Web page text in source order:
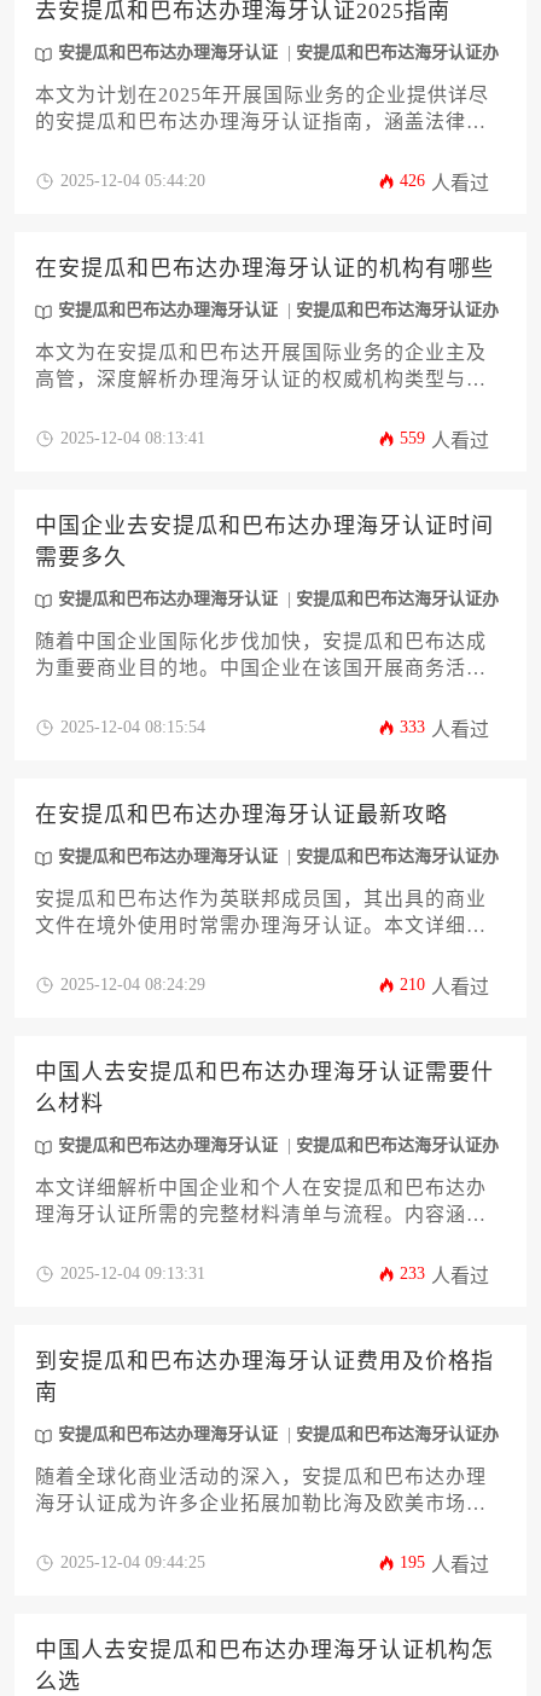
指导您高效完成整个流程，规避潜在风险，确保您
的商业文件具备国际法律效力。
去安提瓜和巴布达办理海牙认证2025指南
安提瓜和巴布达办理海牙认证
安提瓜和巴布达海牙认证办
本文为计划在2025年开展国际业务的企业提供详尽
的安提瓜和巴布达办理海牙认证指南，涵盖法律依
关键环节，帮助企业高效完成跨境文件合规化操
2025-12-04 05:44:20 426 人看过
在安提瓜和巴布达办理海牙认证的机构有哪些
安提瓜和巴布达办理海牙认证
安提瓜和巴布达海牙认证办
本文为在安提瓜和巴布达开展国际业务的企业主及
高管，深度解析办理海牙认证的权威机构类型与选
际认证服务商的对比分析，并提供认证流程、注意
2025-12-04 08:13:41 559 人看过
中国企业去安提瓜和巴布达办理海牙认证时间
需要多久
安提瓜和巴布达办理海牙认证
安提瓜和巴布达海牙认证办
随着中国企业国际化步伐加快，安提瓜和巴布达成
为重要商业目的地。中国企业在该国开展商务活动
力。本文针对企业主和高管关心的认证时间问题，
提供实用建议帮助企业高效完成安提瓜和巴布达办
理海牙认证，节省宝贵时间。
2025-12-04 08:15:54 333 人看过
在安提瓜和巴布达办理海牙认证最新攻略
安提瓜和巴布达办理海牙认证
安提瓜和巴布达海牙认证办
安提瓜和巴布达作为英联邦成员国，其出具的商业
文件在境外使用时常需办理海牙认证。本文详细解
时限及常见问题解决方案，为企业跨境业务提供权
2025-12-04 08:24:29 210 人看过
中国人去安提瓜和巴布达办理海牙认证需要什
么材料
安提瓜和巴布达办理海牙认证
安提瓜和巴布达海牙认证办
本文详细解析中国企业和个人在安提瓜和巴布达办
理海牙认证所需的完整材料清单与流程。内容涵盖
求，并附赠加急办理技巧与常见避坑指南。无论您
2025-12-04 09:13:31 233 人看过
到安提瓜和巴布达办理海牙认证费用及价格指
南
安提瓜和巴布达办理海牙认证
安提瓜和巴布达海牙认证办
随着全球化商业活动的深入，安提瓜和巴布达办理
海牙认证成为许多企业拓展加勒比海及欧美市场的
价格与操作指南，涵盖认证类型、费用构成、办理
规避常见陷阱，确保商业文件在国际场景下的高效
流通。
2025-12-04 09:44:25 195 人看过
中国人去安提瓜和巴布达办理海牙认证机构怎
么选